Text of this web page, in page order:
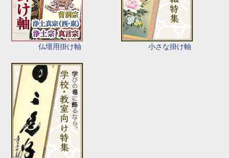
仏壇用掛け軸 小さな掛け軸